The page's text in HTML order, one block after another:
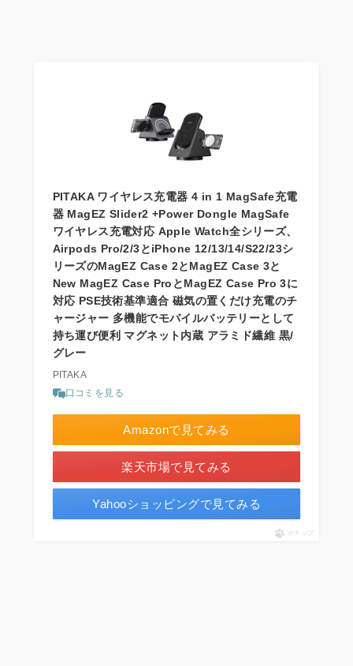
PITAKA ワイヤレス充電器 4 in 1 MagSafe充電
器 MagEZ Slider2 +Power Dongle MagSafe
ワイヤレス充電対応 Apple Watch全シリーズ、
Airpods Pro/2/3とiPhone 12/13/14/S22/23シ
リーズのMagEZ Case 2とMagEZ Case 3と
New MagEZ Case ProとMagEZ Case Pro 3に
対応 PSE技術基準適合 磁気の置くだけ充電のチ
ャージャー 多機能でモバイルバッテリーとして
持ち運び便利 マグネット内蔵 アラミド繊維 黒/
グレー
PITAKA
口コミを見る
Amazonで見てみる
楽天市場で見てみる
Yahooショッピングで見てみる
ポチップ